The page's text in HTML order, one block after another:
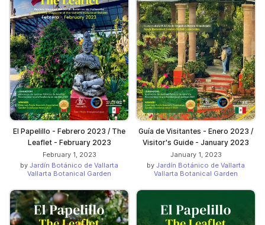
El Papelillo - Febrero 2023 / The
Leaflet - February 2023
February 1, 2023
by Jardín Botánico de Vallarta
Vallarta Botanical Garden
Guía de Visitantes - Enero 2023 /
Visitor's Guide - January 2023
January 1, 2023
by Jardín Botánico de Vallarta
Vallarta Botanical Garden